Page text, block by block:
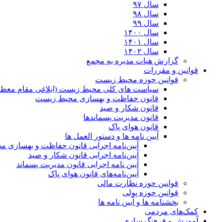
سال ۹۷
سال ۹۸
سال ۹۹
سال ۱۴۰۰
سال ۱۴۰۱
سال ۱۴۰۲
گزارش هیات مدیره به مجمع
قوانین و مقررات
قوانین حوزه محیط زیست
ﺳﯿﺎﺳﺖ ﻫﺎی ﮐﻠﯽ ﻣﺤﯿﻂ زﯾﺴﺖ (ابلاغی مقام
قانون حفاظت و بهسازی محیط زیست
قانون شکار و صید
قانون مدیریت پسماندها
قانون هوای پاک
آیین نامه ها و دستور العمل ها
آیین‌نامه اجرایی قانون حفاظت و
آیین‌نامه اجرایی قانون شکار و صید
آیین نامه اجرایی قانون مدیریت پسماند
آیین‌نامه‌های قانون هوای پاک
قوانین حوزه نظارت مالی
قوانین حوزه پولی
بخشنامه ها و آیین نامه ها
کمک‌های مردمی